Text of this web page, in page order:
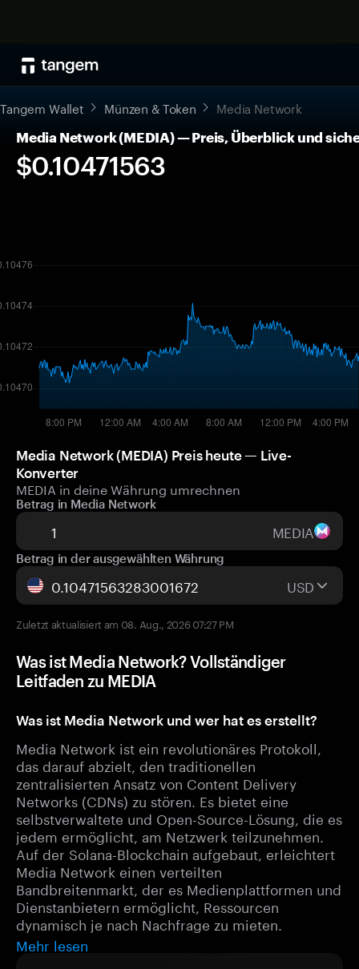
Tangem Wallet Münzen & Token Media Network
Media Network (MEDIA) — Preis, Überblick und
$0.10471563
Media Network (MEDIA) Preis heute — Live-
Konverter
MEDIA in deine Währung umrechnen
Betrag in Media Network
MEDIA
Betrag in der ausgewählten Währung
USD
Zuletzt aktualisiert am 08. Aug., 2026 07:27 PM
Was ist Media Network? Vollständiger
Leitfaden zu MEDIA
Was ist Media Network und wer hat es erstellt?
Media Network ist ein revolutionäres Protokoll,
das darauf abzielt, den traditionellen
zentralisierten Ansatz von Content Delivery
Networks (CDNs) zu stören. Es bietet eine
selbstverwaltete und Open-Source-Lösung, die es
jedem ermöglicht, am Netzwerk teilzunehmen.
Auf der Solana-Blockchain aufgebaut, erleichtert
Media Network einen verteilten
Bandbreitenmarkt, der es Medienplattformen und
Dienstanbietern ermöglicht, Ressourcen
dynamisch je nach Nachfrage zu mieten.
Mehr lesen